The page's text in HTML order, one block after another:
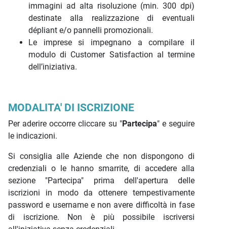
immagini ad alta risoluzione (min. 300 dpi)
destinate alla realizzazione di eventuali
dépliant e/o pannelli promozionali.
Le imprese si impegnano a compilare il
modulo di Customer Satisfaction al termine
dell’iniziativa.
MODALITA' DI ISCRIZIONE
Per aderire occorre cliccare su "Partecipa" e seguire
le indicazioni.
Si consiglia alle Aziende che non dispongono di
credenziali o le hanno smarrite, di accedere alla
sezione "Partecipa" prima dell'apertura delle
iscrizioni in modo da ottenere tempestivamente
password e username e non avere difficoltà in fase
di iscrizione. Non è più possibile iscriversi